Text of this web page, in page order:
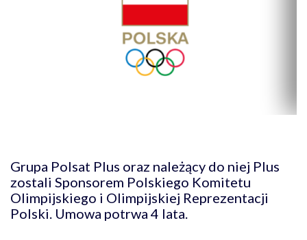
Grupa Polsat Plus oraz należący do niej Plus
zostali Sponsorem Polskiego Komitetu
Olimpijskiego i Olimpijskiej Reprezentacji
Polski. Umowa potrwa 4 lata.